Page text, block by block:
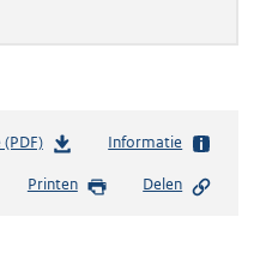
b
s
Informatie
Printen Delen